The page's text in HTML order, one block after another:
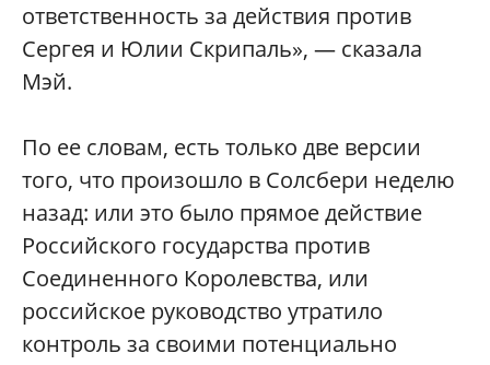
ответственность за действия против
Сергея и Юлии Скрипаль», — сказала
Мэй.
По ее словам, есть только две версии
того, что произошло в Солсбери неделю
назад: или это было прямое действие
Российского государства против
Соединенного Королевства, или
российское руководство утратило
контроль за своими потенциально